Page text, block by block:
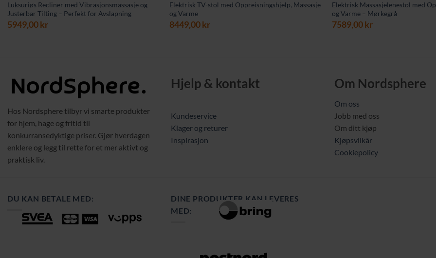
Luksuriøs Recliner med Vibrasjonsmassasje og
Justerbar Tilting – Perfekt for Avslapning
5949,00kr
Elektrisk TV-stol med Oppreisningshjelp, Massasje
og Varme
8449,00kr
Elektrisk Massasjelenestol med
og Varme – Mørkegrå
7589,00kr
Hos Nordsphere tilbyr vi smarte produkter
for hjem, hage og fritid til
konkurransedyktige priser. Gjør hverdagen
enklere og legg til rette for et mer aktivt og
praktisk liv.
Hjelp & kontakt
Kundeservice
Klager og returer
Inspirasjon
Om Nordsphere
Om oss
Jobb med oss
Om ditt kjøp
Kjøpsvilkår
Cookiepolicy
DU KAN BETALE MED:
DINE PRODUKTER KAN LEVERES
MED: